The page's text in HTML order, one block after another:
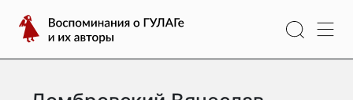
содержимому
Воспоминания
о
ГУЛАГе